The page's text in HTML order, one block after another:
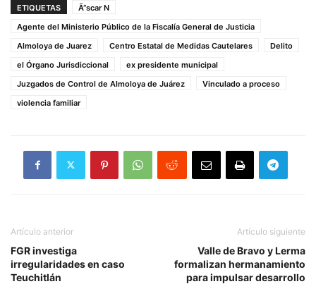
ETIQUETAS
Ã“scar N
Agente del Ministerio Público de la Fiscalía General de Justicia
Almoloya de Juarez
Centro Estatal de Medidas Cautelares
Delito
el Órgano Jurisdiccional
ex presidente municipal
Juzgados de Control de Almoloya de Juárez
Vinculado a proceso
violencia familiar
Artículo anterior
FGR investiga
irregularidades en caso
Teuchitlán
Artículo siguiente
Valle de Bravo y Lerma
formalizan hermanamiento
para impulsar desarrollo